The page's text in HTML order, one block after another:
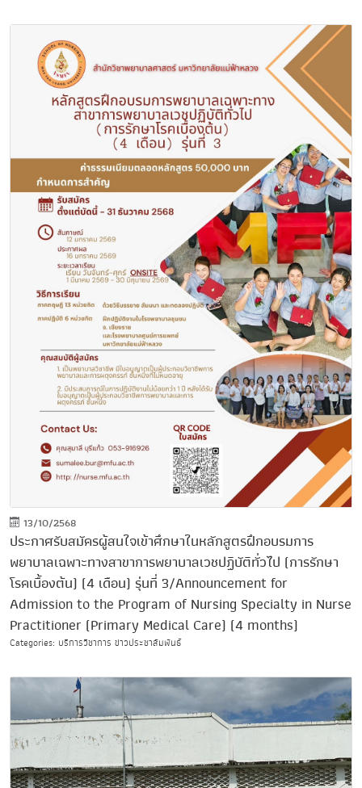
13/10/2568
ประกาศรับสมัครผู้สนใจเข้าศึกษาในหลักสูตรฝึกอบรมการ
พยาบาลเฉพาะทางสาขาการพยาบาลเวชปฏิบัติทั่วไป (การรักษา
โรคเบื้องต้น) (4 เดือน) รุ่นที่ 3/Announcement for
Admission to the Program of Nursing Specialty in Nurse
Practitioner (Primary Medical Care) (4 months)
Categories: บริการวิชาการ ข่าวประชาสัมพันธ์